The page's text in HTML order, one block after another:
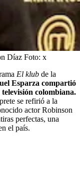
Díaz Foto: x
El klub de la
Esparza compartió
colombiana.
se refirió a la
actor Robinson
perfectas, una
el país.